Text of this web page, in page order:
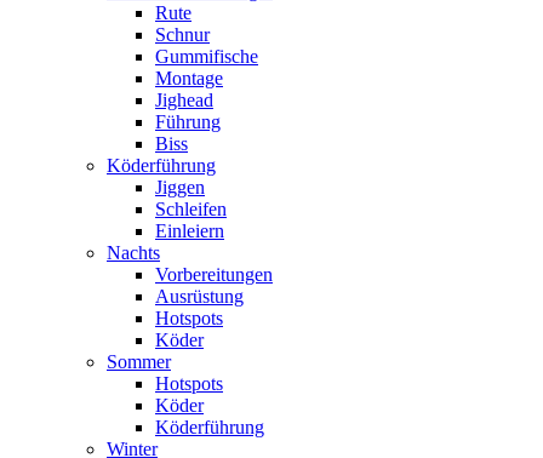
Rute
Schnur
Gummifische
Montage
Jighead
Führung
Biss
Köderführung
Jiggen
Schleifen
Einleiern
Nachts
Vorbereitungen
Ausrüstung
Hotspots
Köder
Sommer
Hotspots
Köder
Köderführung
Winter